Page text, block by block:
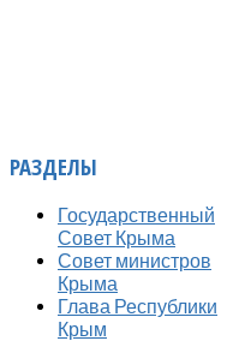
РАЗДЕЛЫ
Государственный
Совет Крыма
Совет министров
Крыма
Глава Республики
Крым